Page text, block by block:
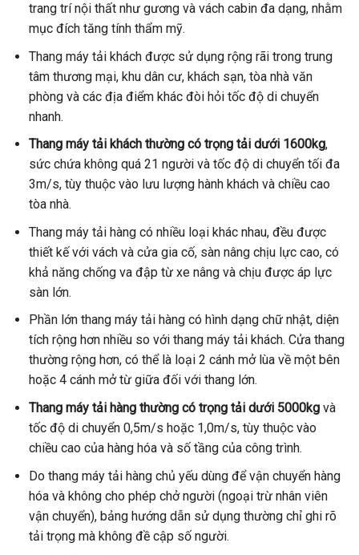
trang trí nội thất như gương và vách cabin đa dạng, nhằm
mục đích tăng tính thẩm mỹ.
Thang máy tải khách được sử dụng rộng rãi trong trung
tâm thương mại, khu dân cư, khách sạn, tòa nhà văn
phòng và các địa điểm khác đòi hỏi tốc độ di chuyển
nhanh.
Thang máy tải khách thường có trọng tải dưới 1600kg,
sức chứa không quá 21 người và tốc độ di chuyển tối đa
3m/s, tùy thuộc vào lưu lượng hành khách và chiều cao
tòa nhà.
Thang máy tải hàng có nhiều loại khác nhau, đều được
thiết kế với vách và cửa gia cố, sàn nâng chịu lực cao, có
khả năng chống va đập từ xe nâng và chịu được áp lực
sàn lớn.
Phần lớn thang máy tải hàng có hình dạng chữ nhật, diện
tích rộng hơn nhiều so với thang máy tải khách. Cửa thang
thường rộng hơn, có thể là loại 2 cánh mở lùa về một bên
hoặc 4 cánh mở từ giữa đối với thang lớn.
Thang máy tải hàng thường có trọng tải dưới 5000kgvà
tốc độ di chuyển 0,5m/s hoặc 1,0m/s, tùy thuộc vào
chiều cao của hàng hóa và số tầng của công trình.
Do thang máy tải hàng chủ yếu dùng để vận chuyển hàng
hóa và không cho phép chở người (ngoại trừ nhân viên
vận chuyển), bảng hướng dẫn sử dụng thường chỉ ghi rõ
tải trọng mà không đề cập số người.